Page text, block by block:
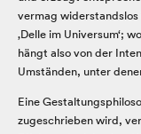
vermag
‚Delle im Universum‘;
hängt also von der
Umständen, unter
Eine
zugeschrieben wird,